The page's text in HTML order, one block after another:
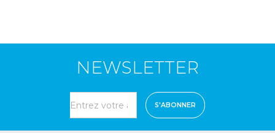
NEWSLETTER
S'ABONNER